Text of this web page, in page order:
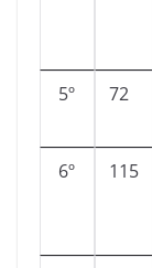
5º 72
6º 115